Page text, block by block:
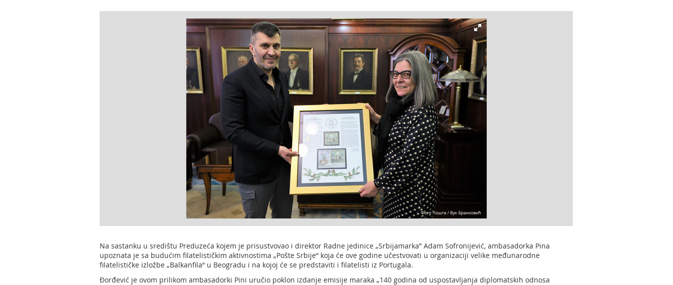
Na sastanku u središtu Preduzeća kojem je prisustvovao i direktor Radne jedinice „Srbijamarka” Adam Sofronijević, ambasadorka Pina
upoznata je sa budućim filatelističkim aktivnostima „Pošte Srbije“ koja će ove godine učestvovati u organizaciji velike međunarodne
filatelističke izložbe „Balkanfila“ u Beogradu i na kojoj će se predstaviti i filatelisti iz Portugala.
Đorđević je ovom prilikom ambasadorki Pini uručio poklon izdanje emisije maraka „140 godina od uspostavljanja diplomatskih odnosa